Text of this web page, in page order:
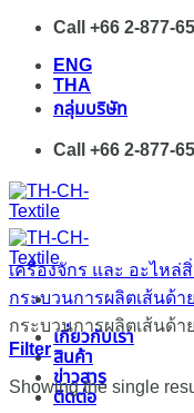
Skip
content
Call +66 2-877-
ENG
THA
กลุ่มบริษัท
Call +66 2-877-
เกี่ยวกับเรา
สินค้า
ข่าวสาร
ติดต่อ
เครื่องจักร และ อะไหล่
กระบวนการผลิตเส้นด้าย
กระบวนการผลิตเส้นด้าย
Filter
Showing the single